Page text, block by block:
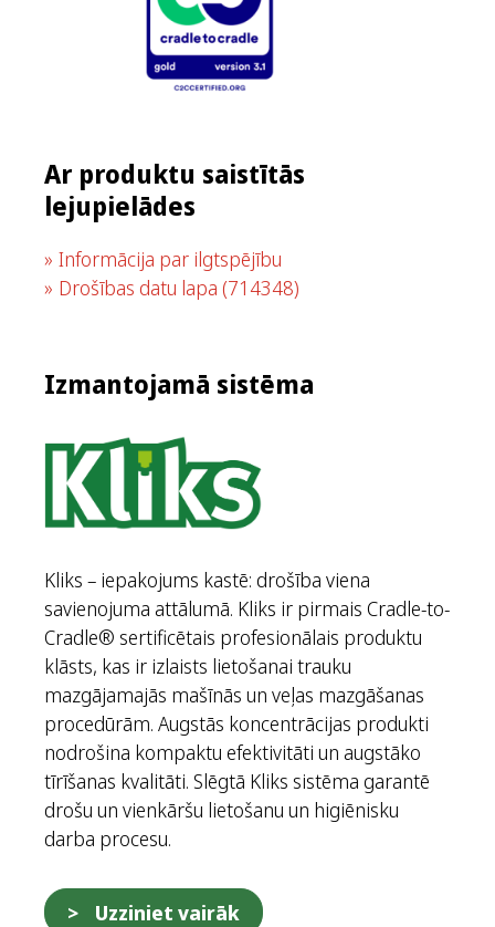
Ar produktu saistītās
lejupielādes
Informācija par ilgtspējību
Drošības datu lapa (714348)
Izmantojamā sistēma
Kliks – iepakojums kastē: drošība viena
savienojuma attālumā. Kliks ir pirmais Cradle-to-
Cradle® sertificētais profesionālais produktu
klāsts, kas ir izlaists lietošanai trauku
mazgājamajās mašīnās un veļas mazgāšanas
procedūrām. Augstās koncentrācijas produkti
nodrošina kompaktu efektivitāti un augstāko
tīrīšanas kvalitāti. Slēgtā Kliks sistēma garantē
drošu un vienkāršu lietošanu un higiēnisku
darba procesu.
Uzziniet vairāk